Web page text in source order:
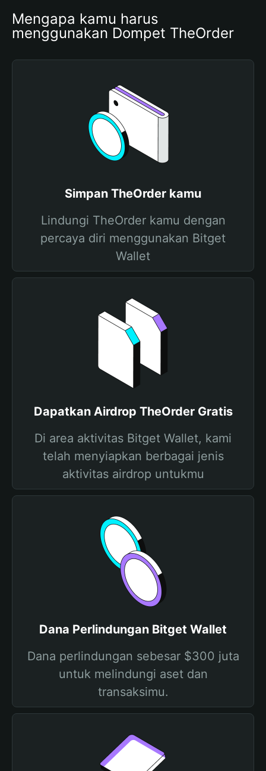
Mengapa kamu harus
menggunakan Dompet TheOrder
Simpan TheOrder kamu
Lindungi TheOrder kamu dengan
percaya diri menggunakan Bitget
Wallet
Dapatkan Airdrop TheOrder Gratis
Di area aktivitas Bitget Wallet, kami
telah menyiapkan berbagai jenis
aktivitas airdrop untukmu
Dana Perlindungan Bitget Wallet
Dana perlindungan sebesar $300 juta
untuk melindungi aset dan
transaksimu.